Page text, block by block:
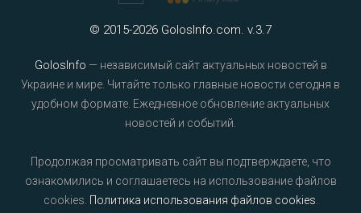
© 2015-2026 GolosInfo.com. v.3.7
GolosInfo — независимый сайт актуальных новостей в
Украине и мире. Читайте только главные новости сегодня в
удобном формате. Ежедневное обновление актуальных
новостей и событий.
Продолжая просматривать сайт вы подтверждаете, что
ознакомились и соглашаетесь на использование файлов
cookies. Политика использования файлов cookies